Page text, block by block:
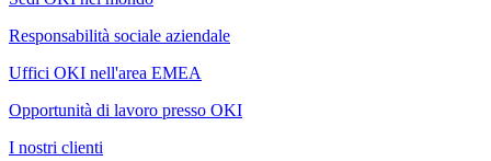
Responsabilità sociale aziendale
Uffici OKI nell'area EMEA
Opportunità di lavoro presso OKI
I nostri clienti